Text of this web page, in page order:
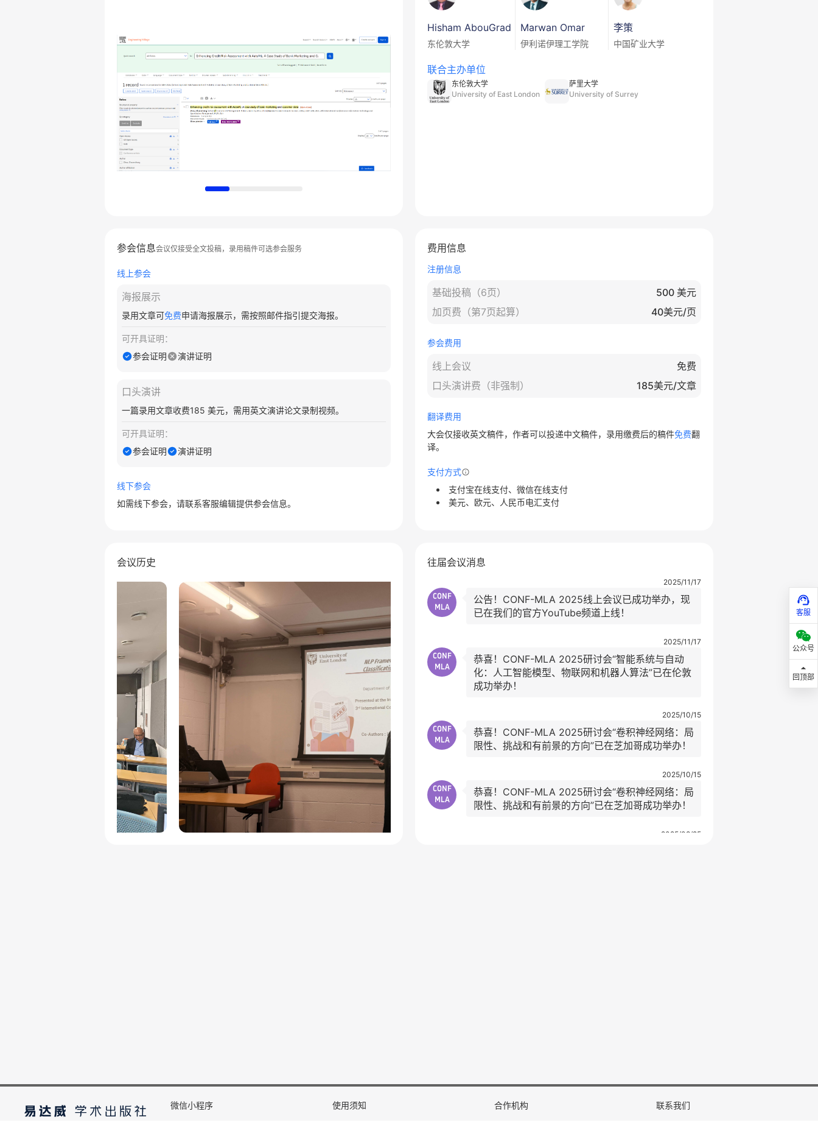
供应链自动化
时间序列分析
Hisham AbouGrad
东伦敦大学
Marwan Omar
伊利诺伊理工学院
李策
中国矿业大学
联合主办单位
东伦敦大学
University of East London
萨里大学
University of Surrey
参会信息会议仅接受全文投稿，录用稿件可选参会服务
线上参会
海报展示
录用文章可免费申请海报展示，需按照邮件指引提交海报。
可开具证明：
参会证明
演讲证明
口头演讲
一篇录用文章收费185 美元，需用英文演讲论文录制视频。
可开具证明：
参会证明
演讲证明
线下参会
如需线下参会，请联系客服编辑提供参会信息。
费用信息
注册信息
基础投稿（6页）
500 美元
加页费（第7页起算）
40美元/页
参会费用
线上会议
免费
口头演讲费（非强制）
185美元/文章
翻译费用
大会仅接收英文稿件，作者可以投递中文稿件，录用缴费后的稿件免费翻
译。
支付方式
支付宝在线支付、微信在线支付
美元、欧元、人民币电汇支付
会议历史 往届会议消息
2025/11/17
CONF
MLA
公告！CONF-MLA 2025线上会议已成功举办，现
已在我们的官方YouTube频道上线！
2025/11/17
CONF
MLA
恭喜！CONF-MLA 2025研讨会“智能系统与自动
化：人工智能模型、物联网和机器人算法”已在伦敦
成功举办！
2025/10/15
CONF
MLA
恭喜！CONF-MLA 2025研讨会“卷积神经网络：局
限性、挑战和有前景的方向”已在芝加哥成功举办！
2025/10/15
CONF
MLA
恭喜！CONF-MLA 2025研讨会“卷积神经网络：局
限性、挑战和有前景的方向”已在芝加哥成功举办！
2025/08/25
MLA
2024/11/21
客服
公众号
回顶部
微信小程序 使用须知 合作机构 联系我们